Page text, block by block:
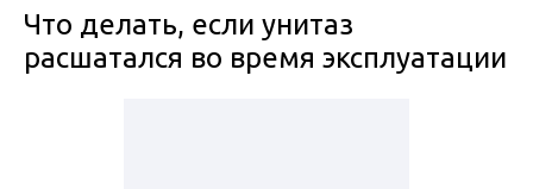
Что делать, если унитаз
расшатался во время эксплуатации